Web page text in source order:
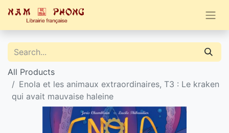
All Products
Enola et les animaux extraordinaires, T3 : Le kraken
qui avait mauvaise haleine